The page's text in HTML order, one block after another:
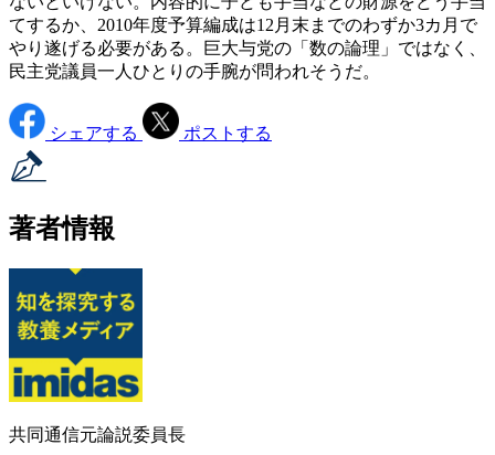
てするか、2010年度予算編成は12月末までのわずか3カ月で
やり遂げる必要がある。巨大与党の「数の論理」ではなく、
民主党議員一人ひとりの手腕が問われそうだ。
シェアする ポストする
著者情報
共同通信元論説委員長